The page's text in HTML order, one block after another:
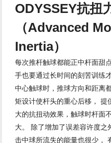
ODYSSEY抗扭
（Advanced
Inertia）
每次推杆触球都能正中杆面甜
手也要通过长时间的刻苦训练
中心触球时，推球方向和距离
矩设计使杆头的重心后移，
大的抗扭动效果，触球时杆面
大。 除了增加了误差容许度
击中球所流失的能量也很少，